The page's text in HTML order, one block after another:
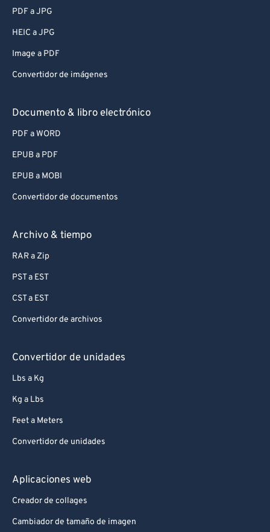
PDF a JPG
HEIC a JPG
Image a PDF
Convertidor de imágenes
Documento & libro electrónico
PDF a WORD
EPUB a PDF
EPUB a MOBI
Convertidor de documentos
Archivo & tiempo
RAR a Zip
PST a EST
CST a EST
Convertidor de archivos
Convertidor de unidades
Lbs a Kg
Kg a Lbs
Feet a Meters
Convertidor de unidades
Aplicaciones web
Creador de collages
Cambiador de tamaño de imagen